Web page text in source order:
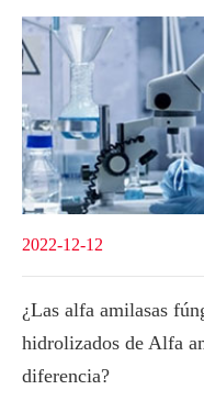
2022-12-12
¿Las alfa amilasas
hidrolizados de Alfa
diferencia?